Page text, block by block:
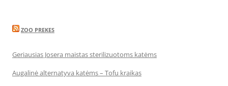
ZOO PREKES
Geriausias Josera maistas sterilizuotoms katėms
Augalinė alternatyva katėms – Tofu kraikas